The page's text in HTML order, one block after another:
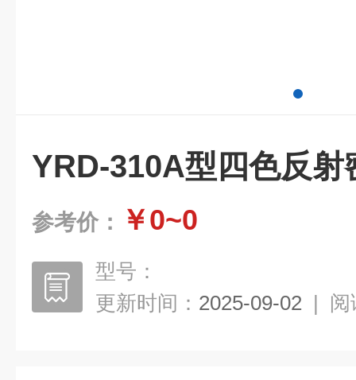
YRD-310A型四色反射
参考价： ￥0~0
型号：
更新时间： 2025-09-02 | 阅